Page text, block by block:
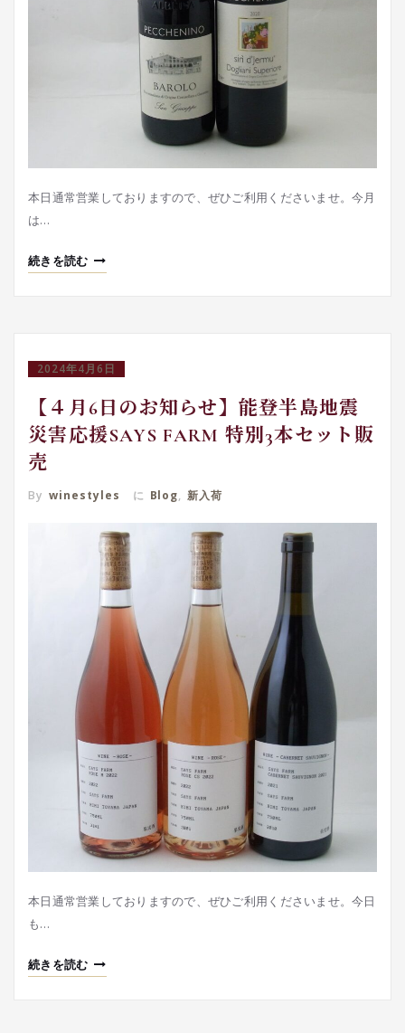
本日通常営業しておりますので、ぜひご利用くださいませ。今月
は…
続きを読む
2024年4月6日
【４月6日のお知らせ】能登半島地震
災害応援SAYS FARM 特別3本セット販
売
By winestyles に Blog, 新入荷
本日通常営業しておりますので、ぜひご利用くださいませ。今日
も…
続きを読む